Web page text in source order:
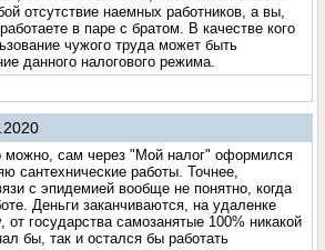
отсутствие наемных работников, а вы,
в паре с братом. В качестве кого
чужого труда может быть
данного налогового режима.
можно, сам через "Мой налог" оформился
сантехнические работы. Точнее,
с эпидемией вообще не понятно, когда
Деньги заканчиваются, на удаленке
от государства самозанятые 100% никакой
бы, так и остался бы работать